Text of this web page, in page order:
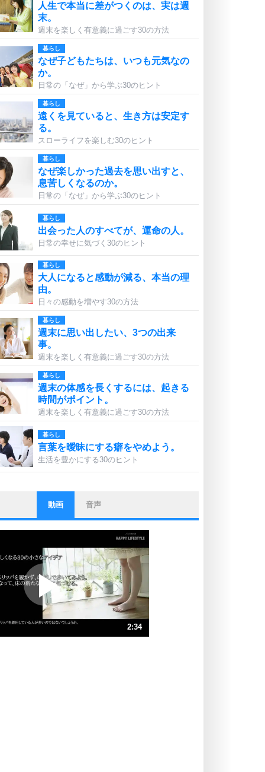
人生で本当に差がつくのは、実は週
末。
週末を楽しく有意義に過ごす30の方法
暮らし
なぜ子どもたちは、いつも元気なの
か。
日常の「なぜ」から学ぶ30のヒント
暮らし
遠くを見ていると、生き方は安定す
る。
スローライフを楽しむ30のヒント
暮らし
なぜ楽しかった過去を思い出すと、
息苦しくなるのか。
日常の「なぜ」から学ぶ30のヒント
暮らし
出会った人のすべてが、運命の人。
日常の幸せに気づく30のヒント
暮らし
大人になると感動が減る、本当の理
由。
日々の感動を増やす30の方法
暮らし
週末に思い出したい、3つの出来
事。
週末を楽しく有意義に過ごす30の方法
暮らし
週末の体感を長くするには、起きる
時間がポイント。
週末を楽しく有意義に過ごす30の方法
暮らし
言葉を曖昧にする癖をやめよう。
生活を豊かにする30のヒント
ストレス対策
他人と比べない。
いっそのこと、他人を見ない。
プラス思考
ポジティブになれない原因は、行動
しないから。
ポジティブ思考になる30の方法
ストレス対策
動画 音声
2:34